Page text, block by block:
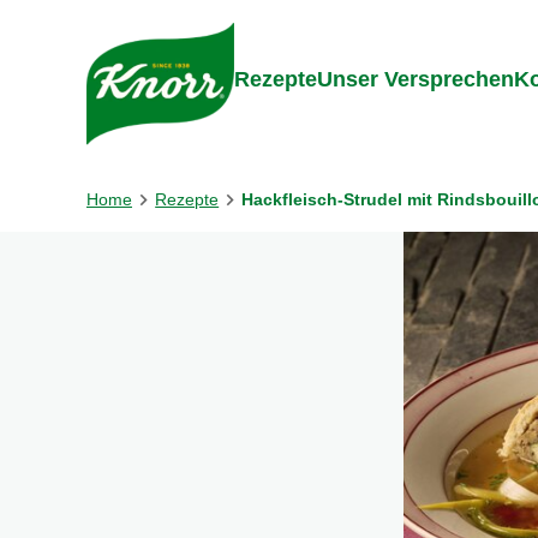
Gehe zu:
RezepteUnser Versprechen
Home Rezepte Hackfleisch-Strudel mit